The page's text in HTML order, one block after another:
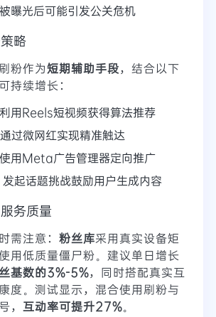
被曝光后可能引发公关危机
略
粉作为短期辅助手段，结合以下
持续增长：
利用Reels短视频获得算法推荐
通过微网红实现精准触达
使用Meta广告管理器定向推广
发起话题挑战鼓励用户生成内容
务质量
需注意： 粉丝库采用真实设备矩
用低质量僵尸粉。建议单日增长
基数的3%-5%，同时搭配真实互
度。测试显示，混合使用刷粉与
， 互动率可提升27%。